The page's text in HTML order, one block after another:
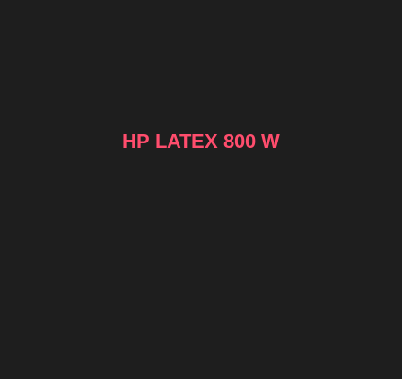
HP LATEX 800 W